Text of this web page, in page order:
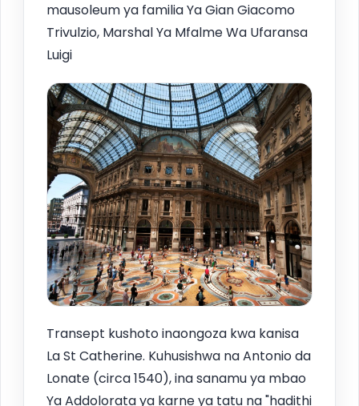
mausoleum ya familia Ya Gian Giacomo
Trivulzio, Marshal Ya Mfalme Wa Ufaransa
Luigi
Transept kushoto inaongoza kwa kanisa
La St Catherine. Kuhusishwa na Antonio da
Lonate (circa 1540), ina sanamu ya mbao
Ya Addolorata ya karne ya tatu na "hadithi